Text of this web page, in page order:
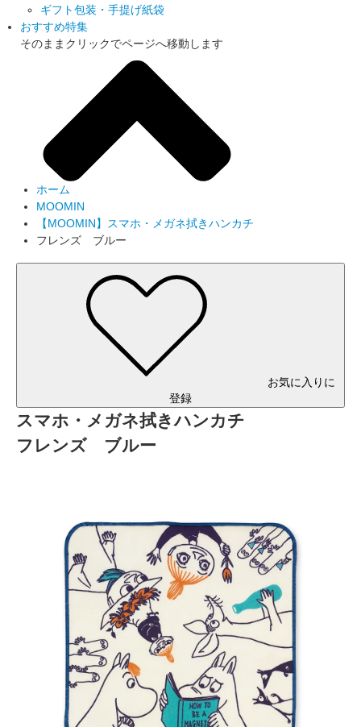
ギフト包装・手提げ紙袋
おすすめ特集
そのままクリックでページへ移動します
ホーム
MOOMIN
【MOOMIN】スマホ・メガネ拭きハンカチ
フレンズ ブルー
お気に入りに
登録
スマホ・メガネ拭きハンカチ
フレンズ ブルー